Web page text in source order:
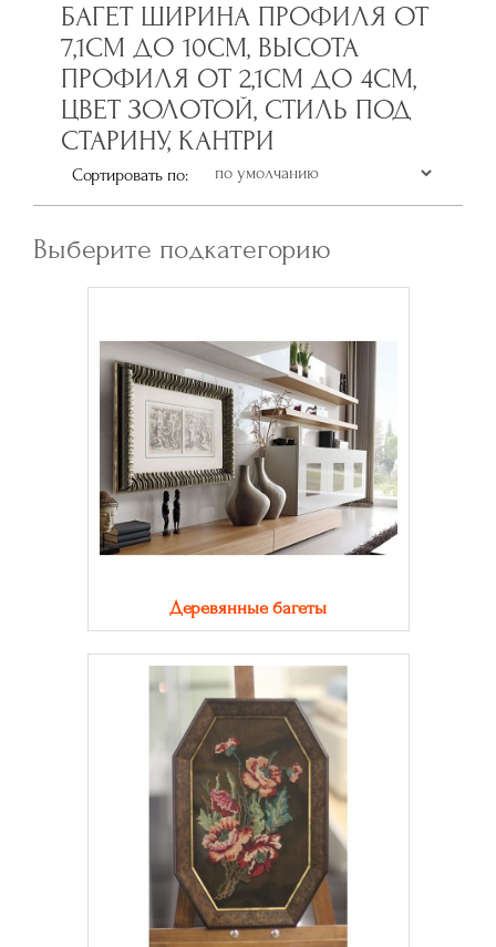
БАГЕТ ШИРИНА ПРОФИЛЯ ОТ
7,1СМ ДО 10СМ, ВЫСОТА
ПРОФИЛЯ ОТ 2,1СМ ДО 4СМ,
ЦВЕТ ЗОЛОТОЙ, СТИЛЬ ПОД
СТАРИНУ, КАНТРИ
Сортировать по:
Выберите подкатегорию
Деревянные багеты